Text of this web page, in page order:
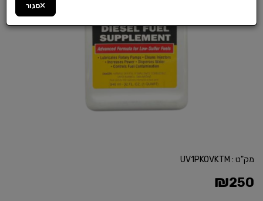
מק"ט : UV1PKOVKTM
₪250
סגור